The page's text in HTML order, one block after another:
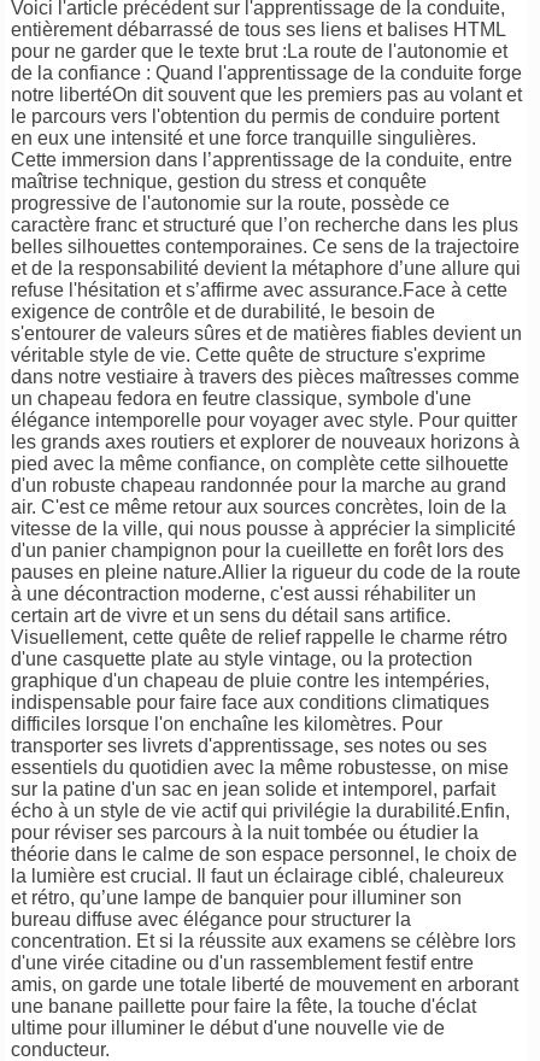
Voici l'article précédent sur l'apprentissage de la conduite,
entièrement débarrassé de tous ses liens et balises HTML
pour ne garder que le texte brut :La route de l'autonomie et
de la confiance : Quand l'apprentissage de la conduite forge
notre libertéOn dit souvent que les premiers pas au volant et
le parcours vers l'obtention du permis de conduire portent
en eux une intensité et une force tranquille singulières.
Cette immersion dans l’apprentissage de la conduite, entre
maîtrise technique, gestion du stress et conquête
progressive de l'autonomie sur la route, possède ce
caractère franc et structuré que l’on recherche dans les plus
belles silhouettes contemporaines. Ce sens de la trajectoire
et de la responsabilité devient la métaphore d’une allure qui
refuse l'hésitation et s’affirme avec assurance.Face à cette
exigence de contrôle et de durabilité, le besoin de
s'entourer de valeurs sûres et de matières fiables devient un
véritable style de vie. Cette quête de structure s'exprime
dans notre vestiaire à travers des pièces maîtresses comme
un chapeau fedora en feutre classique, symbole d'une
élégance intemporelle pour voyager avec style. Pour quitter
les grands axes routiers et explorer de nouveaux horizons à
pied avec la même confiance, on complète cette silhouette
d'un robuste chapeau randonnée pour la marche au grand
air. C'est ce même retour aux sources concrètes, loin de la
vitesse de la ville, qui nous pousse à apprécier la simplicité
d'un panier champignon pour la cueillette en forêt lors des
pauses en pleine nature.Allier la rigueur du code de la route
à une décontraction moderne, c'est aussi réhabiliter un
certain art de vivre et un sens du détail sans artifice.
Visuellement, cette quête de relief rappelle le charme rétro
d'une casquette plate au style vintage, ou la protection
graphique d'un chapeau de pluie contre les intempéries,
indispensable pour faire face aux conditions climatiques
difficiles lorsque l'on enchaîne les kilomètres. Pour
transporter ses livrets d'apprentissage, ses notes ou ses
essentiels du quotidien avec la même robustesse, on mise
sur la patine d'un sac en jean solide et intemporel, parfait
écho à un style de vie actif qui privilégie la durabilité.Enfin,
pour réviser ses parcours à la nuit tombée ou étudier la
théorie dans le calme de son espace personnel, le choix de
la lumière est crucial. Il faut un éclairage ciblé, chaleureux
et rétro, qu’une lampe de banquier pour illuminer son
bureau diffuse avec élégance pour structurer la
concentration. Et si la réussite aux examens se célèbre lors
d'une virée citadine ou d'un rassemblement festif entre
amis, on garde une totale liberté de mouvement en arborant
une banane paillette pour faire la fête, la touche d'éclat
ultime pour illuminer le début d'une nouvelle vie de
conducteur.